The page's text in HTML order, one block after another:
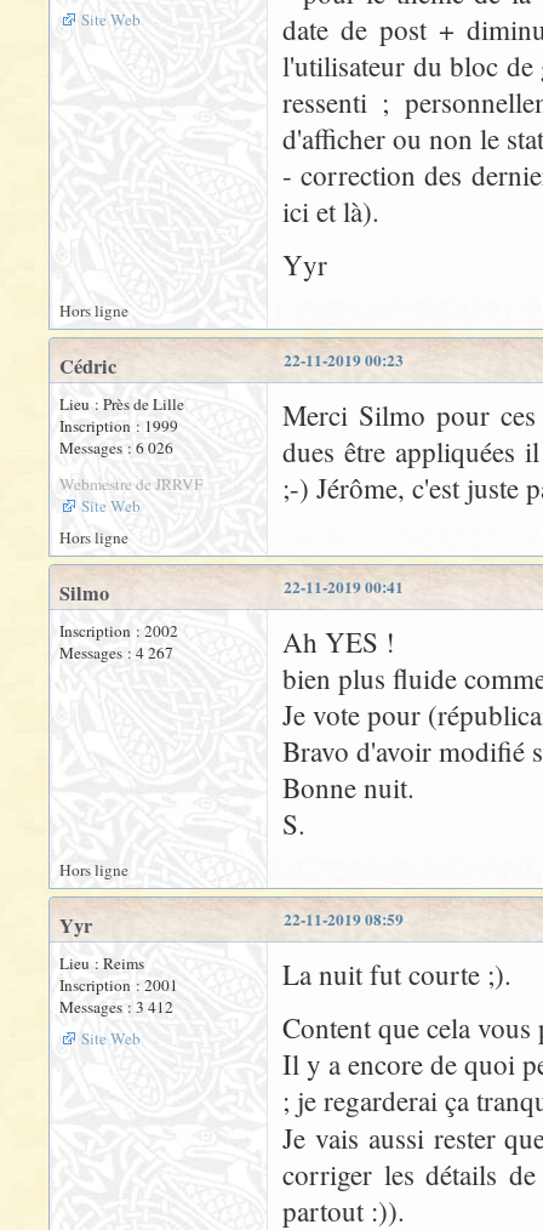
Site Web
date de post +
l'utilisateur du bloc
ressenti ;
d'afficher ou non le
- correction des
ici et là).
Yyr
Hors ligne
22-11-2019 00:23
Cédric
Lieu : Près de Lille
Inscription : 1999
Messages : 6 026
Webmestre de JRRVF
Site Web
Merci Silmo pour
dues être appliquées
;-) Jérôme, c'est juste
Hors ligne
22-11-2019 00:41
Silmo
Inscription : 2002
Messages : 4 267
Ah YES !
bien plus fluide
Je vote pour
Bravo d'avoir modifié
Bonne nuit.
S.
Hors ligne
22-11-2019 08:59
Yyr
Lieu : Reims
Inscription : 2001
Messages : 3 412
Site Web
La nuit fut courte ;).
Content que cela vous
Il y a encore de quoi
; je regarderai ça
Je vais aussi rester
corriger les détails
partout :)).